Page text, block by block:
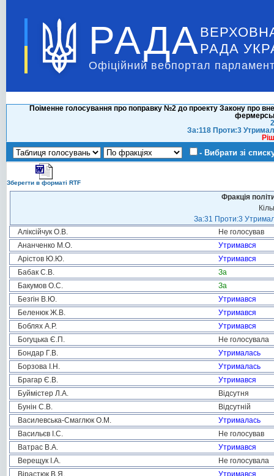
РАДА РАДА
Офіційний вебпортал
Поіменне голосування про поправку №2 до проекту Закону про
За:118 Проти:3
- Вибрати зі
Зберегти в форматі RTF
Фракція
За:31 Проти:3
Аліксійчук О.В.
Не голосував
Ананченко М.О.
Утримався
Арістов Ю.Ю.
Утримався
Бабак С.В.
За
Бакумов О.С.
За
Безгін В.Ю.
Утримався
Беленюк Ж.В.
Утримався
Боблях А.Р.
Утримався
Богуцька Є.П.
Не голосувала
Бондар Г.В.
Утрималась
Борзова І.Н.
Утрималась
Брагар Є.В.
Утримався
Буймістер Л.А.
Відсутня
Бунін С.В.
Відсутній
Василевська-Смаглюк О.М.
Утрималась
Васильєв І.С.
Не голосував
Ватрас В.А.
Утримався
Верещук І.А.
Не голосувала
Вірастюк В.Я.
Утримався